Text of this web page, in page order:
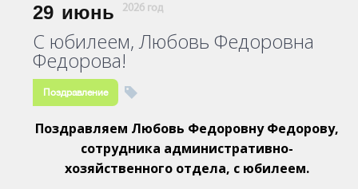
29 июнь 2026 год
С юбилеем, Любовь Федоровна
Федорова!
Поздравление
Поздравляем Любовь Федоровну Федорову,
сотрудника административно-
хозяйственного отдела, с юбилеем.